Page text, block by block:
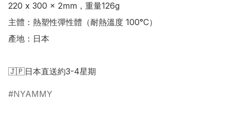
220 x 300 x 2mm，重量126g
主體：熱塑性彈性體（耐熱溫度 100°C）
產地：日本
NYAMMY